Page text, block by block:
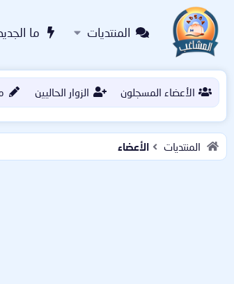
المنتديات ما
الأعضاء المسجلون الزوار الحاليين
المنتديات الأعضاء